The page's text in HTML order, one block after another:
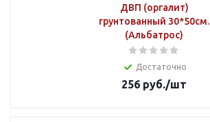
ДВП (оргалит)
грунтованный 30*50см.
(Альбатрос)
Достаточно
256 руб./шт